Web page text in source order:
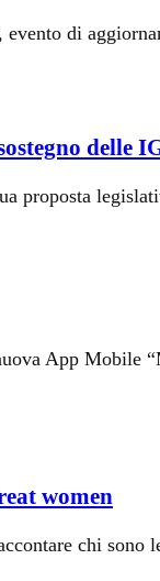
di
delle
proposta
App Mobile
women
chi sono